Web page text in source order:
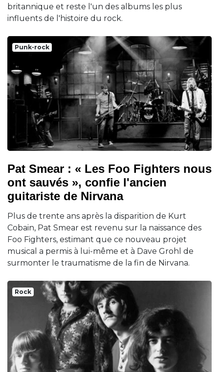
britannique et reste l'un des albums les plus
influents de l'histoire du rock.
Punk-rock
Pat Smear : « Les Foo Fighters nous
ont sauvés », confie l'ancien
guitariste de Nirvana
Plus de trente ans après la disparition de Kurt
Cobain, Pat Smear est revenu sur la naissance des
Foo Fighters, estimant que ce nouveau projet
musical a permis à lui-même et à Dave Grohl de
surmonter le traumatisme de la fin de Nirvana.
Rock